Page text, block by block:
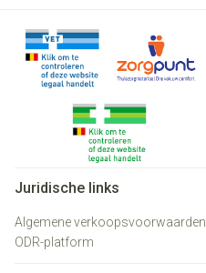
Juridische links
Algemene verkoopsvoorwaarden
ODR-platform